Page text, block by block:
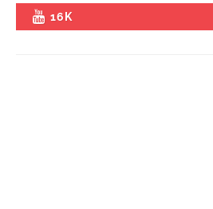
16K